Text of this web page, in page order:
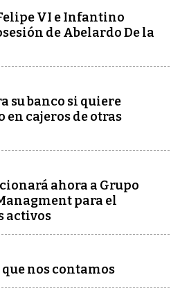
VI e Infantino
de Abelardo De la
su banco si quiere
cajeros de otras
ahora a Grupo
para el
activos
nos contamos